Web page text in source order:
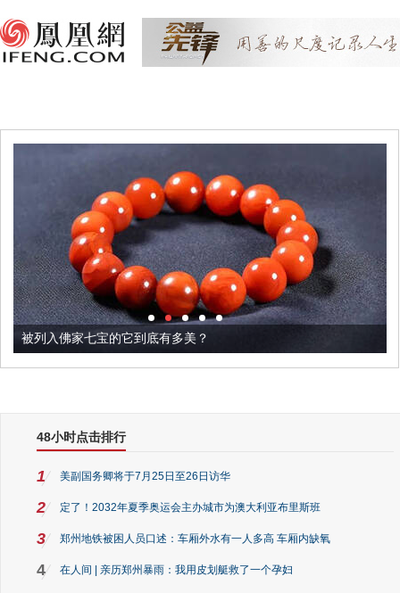
被列入佛家七宝的它到底有多美？
48小时点击排行
1 美副国务卿将于7月25日至26日访华
2 定了！2032年夏季奥运会主办城市为澳大利亚布里斯班
3 郑州地铁被困人员口述：车厢外水有一人多高 车厢内缺氧
4 在人间 | 亲历郑州暴雨：我用皮划艇救了一个孕妇